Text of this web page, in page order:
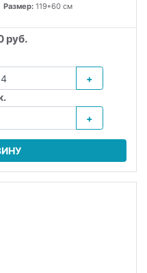
Размер: 119*60 см
руб.
+
+